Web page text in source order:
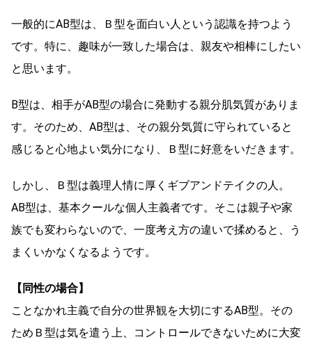
一般的にAB型は、Ｂ型を面白い人という認識を持つよう
です。特に、趣味が一致した場合は、親友や相棒にしたい
と思います。
B型は、相手がAB型の場合に発動する親分肌気質がありま
す。そのため、AB型は、その親分気質に守られていると
感じると心地よい気分になり、Ｂ型に好意をいだきます。
しかし、Ｂ型は義理人情に厚くギブアンドテイクの人。
AB型は、基本クールな個人主義者です。そこは親子や家
族でも変わらないので、一度考え方の違いで揉めると、う
まくいかなくなるようです。
【同性の場合】
ことなかれ主義で自分の世界観を大切にするAB型。その
ためＢ型は気を遣う上、コントロールできないために大変